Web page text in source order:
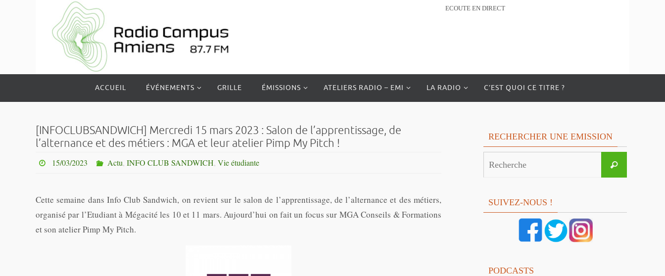
ECOUTE EN DIRECT
le
ACCUEIL ÉVÉNEMENTS GRILLE ÉMISSIONS ATELIERS RADIO – EMI LA RADIO C’EST QUOI CE TITRE ?
[INFOCLUBSANDWICH] Mercredi 15 mars 2023 : Salon de l’apprentissage, de
l’alternance et des métiers : MGA et leur atelier Pimp My Pitch !
15/03/2023 Actu, INFO CLUB SANDWICH, Vie étudiante
Cette semaine dans Info Club Sandwich, on revient sur le salon de l’apprentissage, de l’alternance et des métiers,
organisé par l’Etudiant à Mégacité les 10 et 11 mars. Aujourd’hui on fait un focus sur MGA Conseils & Formations
et son atelier Pimp My Pitch.
RECHERCHER UNE EMISSION
Recherche
SUIVEZ-NOUS !
PODCASTS